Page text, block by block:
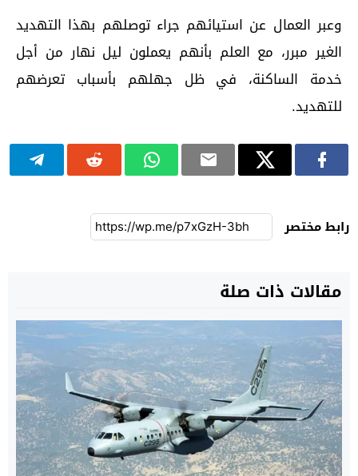
وعبر العمال عن استيائهم جراء توصلهم بهذا التهديد
الغير مبرر، مع العلم بأنهم يعملون ليل نهار من أجل
خدمة الساكنة، في ظل جهلهم بأسباب تعرضهم
للتهديد.
رابط مختصر
مقالات ذات صلة